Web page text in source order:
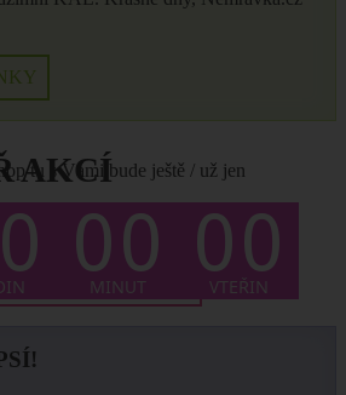
tu s Vámi bude ještě / už jen
AKCÍ
KALENDÁŘ ZDE